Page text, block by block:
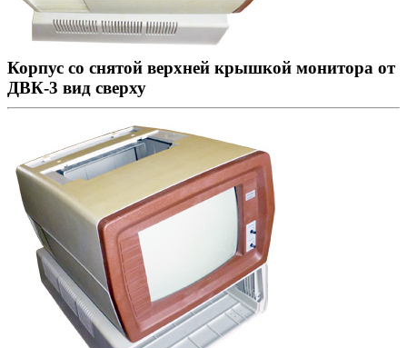
Корпус со снятой верхней крышкой монитора от
ДВК-3 вид сверху